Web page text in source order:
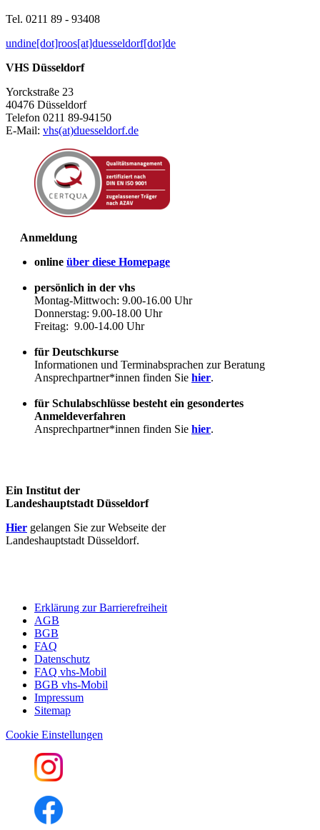
Tel. 0211 89 - 93408
undine[dot]roos[at]duesseldorf[dot]de
VHS Düsseldorf
Yorckstraße 23
40476 Düsseldorf
Telefon 0211 89-94150
E-Mail: vhs(at)duesseldorf.de
Anmeldung
online über diese Homepage
persönlich in der vhs
Montag-Mittwoch: 9.00-16.00 Uhr
Donnerstag: 9.00-18.00 Uhr
Freitag: 9.00-14.00 Uhr
für Deutschkurse
Informationen und Terminabsprachen zur Beratung
Ansprechpartner*innen finden Sie hier.
für Schulabschlüsse besteht ein gesondertes
Anmeldeverfahren
Ansprechpartner*innen finden Sie hier.
Ein Institut der
Landeshauptstadt Düsseldorf
Hier gelangen Sie zur Webseite der
Landeshauptstadt Düsseldorf.
Erklärung zur Barrierefreiheit
AGB
BGB
FAQ
Datenschutz
FAQ vhs-Mobil
BGB vhs-Mobil
Impressum
Sitemap
Cookie Einstellungen